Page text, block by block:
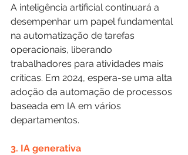
A inteligência artificial continuará a
desempenhar um papel fundamental
na automatização de tarefas
operacionais, liberando
trabalhadores para atividades mais
críticas. Em 2024, espera-se uma alta
adoção da automação de processos
baseada em IA em vários
departamentos.
3. IA generativa